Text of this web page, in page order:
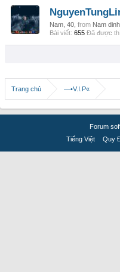
Nam, 40, from Nam dinh
Bài viết: 655 Đã được
Trang chủ —•V.I.P«
Forum
Tiếng Việt
Quy